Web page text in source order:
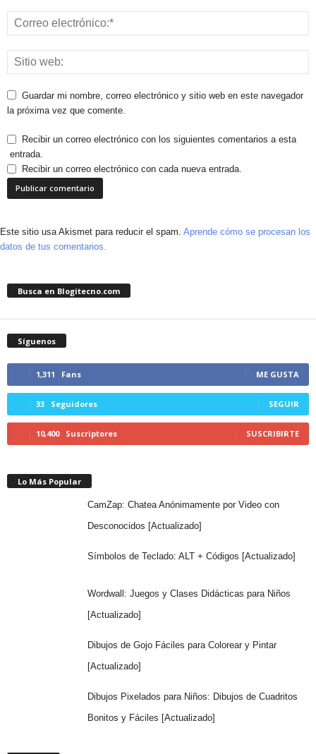
Guardar mi nombre, correo electrónico y sitio web en este navegador
la próxima vez que comente.
Recibir un correo electrónico con los siguientes comentarios a esta
entrada.
Recibir un correo electrónico con cada nueva entrada.
Este sitio usa Akismet para reducir el spam. Aprende cómo se procesan los
datos de tus comentarios.
Busca en Blogitecno.com
Síguenos
1,311 Fans ME GUSTA
33 Seguidores SEGUIR
10,400 Suscriptores SUSCRIBIRTE
Lo Más Popular
CamZap: Chatea Anónimamente por Video con
Desconocidos [Actualizado]
Símbolos de Teclado: ALT + Códigos [Actualizado]
Wordwall: Juegos y Clases Didácticas para Niños
[Actualizado]
Dibujos de Gojo Fáciles para Colorear y Pintar
[Actualizado]
Dibujos Pixelados para Niños: Dibujos de Cuadritos
Bonitos y Fáciles [Actualizado]